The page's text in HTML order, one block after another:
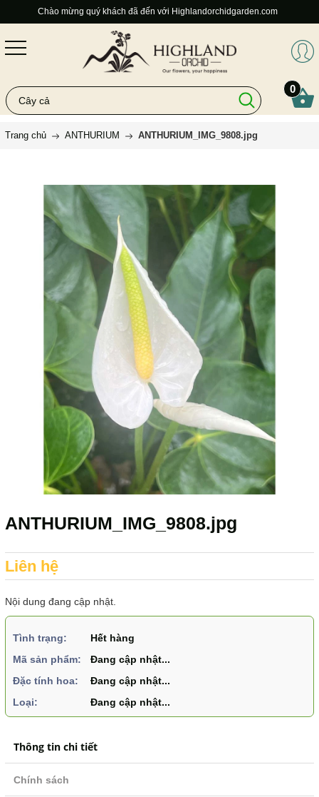
Chào mừng quý khách đã đến với Highlandorchidgarden.com
0
Trang chủ ANTHURIUM ANTHURIUM_IMG_9808.jpg
ANTHURIUM_IMG_9808.jpg
Liên hệ
Nội dung đang cập nhật.
Tình trạng:
Hết hàng
Mã sản phẩm:
Đang cập nhật...
Đặc tính hoa:
Đang cập nhật...
Loại:
Đang cập nhật...
Thông tin chi tiết
Chính sách